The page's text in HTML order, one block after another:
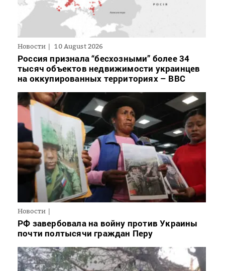
Новости 10 August 2026
Россия признала “бесхозными” более 34
тысяч объектов недвижимости украинцев
на оккупированных территориях – BBC
Новости
РФ завербовала на войну против Украины
почти полтысячи граждан Перу